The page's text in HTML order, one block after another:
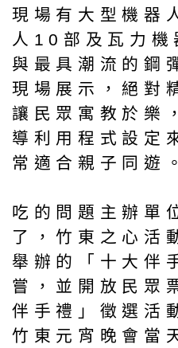
現場有大型機器
人10部及瓦力機
與最具潮流的鋼
現場展示，絕對
讓民眾寓教於樂
導利用程式設定
常適合親子同遊。
吃的問題主辦單
了，竹東之心活
舉辦的「十大伴
嘗，並開放民眾
伴手禮」徵選活
竹東元宵晚會當